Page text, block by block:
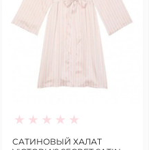
САТИНОВЫЙ ХАЛАТ